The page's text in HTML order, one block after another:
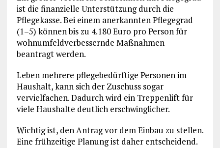
ist die finanzielle Unterstützung durch die
Pflegekasse. Bei einem anerkannten Pflegegrad
(1–5) können bis zu 4.180 Euro pro Person für
wohnumfeldverbessernde Maßnahmen
beantragt werden.
Leben mehrere pflegebedürftige Personen im
Haushalt, kann sich der Zuschuss sogar
vervielfachen. Dadurch wird ein Treppenlift für
viele Haushalte deutlich erschwinglicher.
Wichtig ist, den Antrag vor dem Einbau zu stellen.
Eine frühzeitige Planung ist daher entscheidend.